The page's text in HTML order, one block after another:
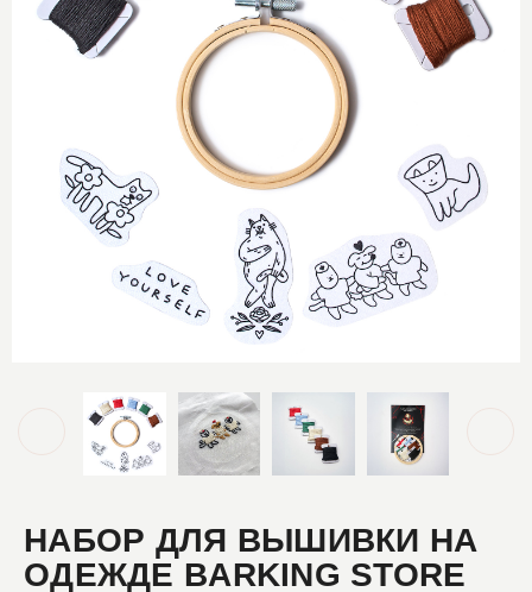
НАБОР ДЛЯ ВЫШИВКИ НА
ОДЕЖДЕ BARKING STORE